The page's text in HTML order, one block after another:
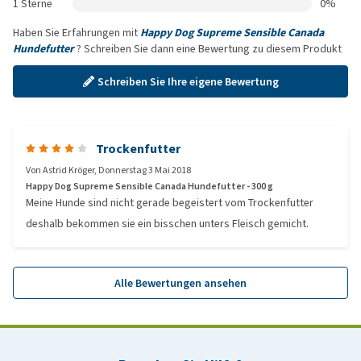
1 Sterne
0%
Haben Sie Erfahrungen mit Happy Dog Supreme Sensible Canada
Hundefutter? Schreiben Sie dann eine Bewertung zu diesem Produkt
Schreiben Sie Ihre eigene Bewertung
Trockenfutter
VonAstrid Kröger, Donnerstag 3 Mai 2018
Happy Dog Supreme Sensible Canada Hundefutter - 300 g
Meine Hunde sind nicht gerade begeistert vom Trockenfutter
deshalb bekommen sie ein bisschen unters Fleisch gemicht.
Alle Bewertungen ansehen